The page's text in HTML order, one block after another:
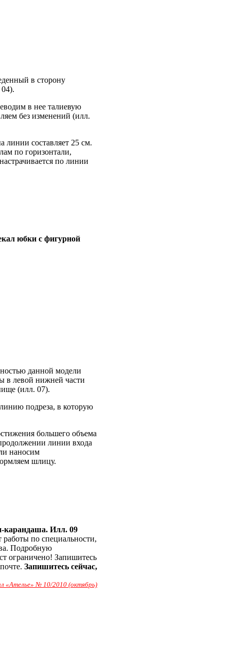
в сторону
в нее талиевую
без изменений (илл.
линии составляет 25 см.
по горизонтали,
по линии
юбки с фигурной
данной модели
в левой нижней части
(илл. 07).
подреза, в которую
большего объема
линии входа
наносим
шлицу.
карандаша. Илл. 09
по специальности,
Подробную
ограничено! Запишитесь
Запишитесь сейчас,
«Ателье» № 10/2010 (октябрь)